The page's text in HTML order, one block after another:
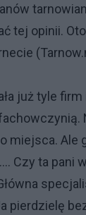
tej opinii.
już tyle
miejsca. Ale
Czy ta pani
pierdzielę